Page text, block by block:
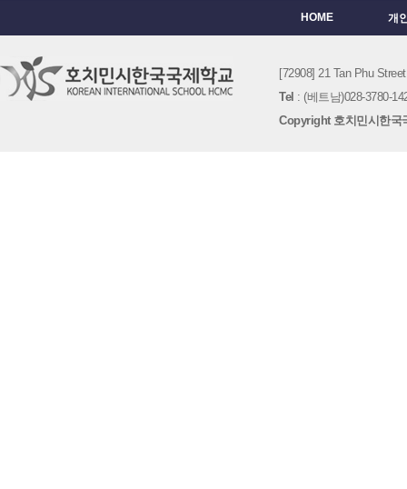
HOME 개
[72908] 21 Tan Phu
Tel : (베트남)028-3780-
Copyright 호치민시한국